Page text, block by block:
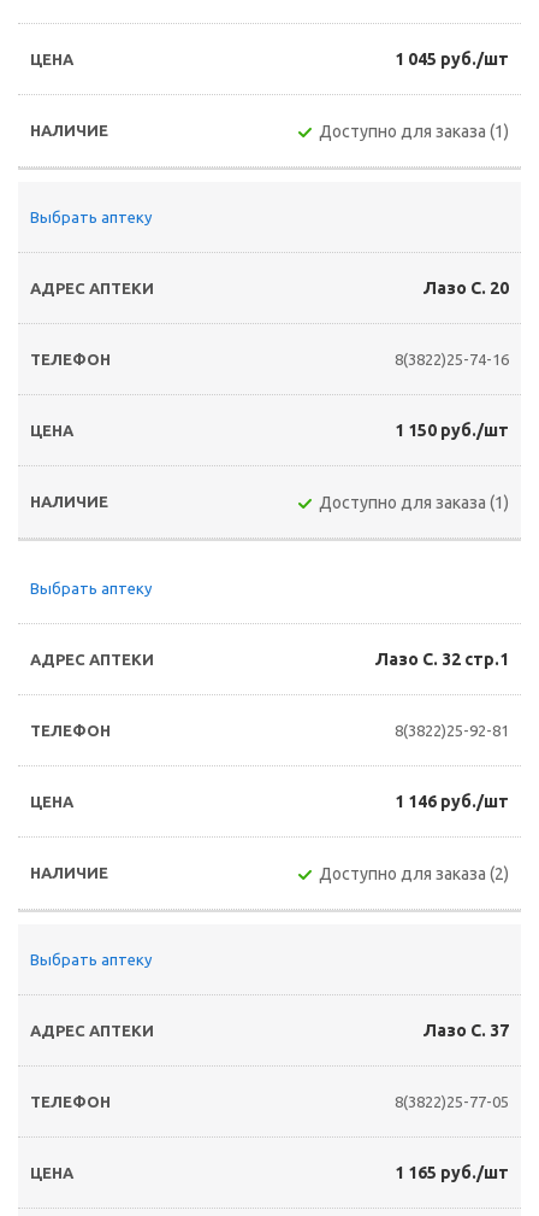
1 045 руб./шт
Доступно для заказа (1)
Выбрать аптеку
Лазо С. 20
8(3822)25-74-16
1 150 руб./шт
Доступно для заказа (1)
Выбрать аптеку
Лазо С. 32 стр.1
8(3822)25-92-81
1 146 руб./шт
Доступно для заказа (2)
Выбрать аптеку
Лазо С. 37
8(3822)25-77-05
1 165 руб./шт